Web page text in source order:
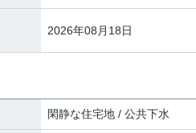
2026年08月18日
閑静な住宅地 / 公共下水